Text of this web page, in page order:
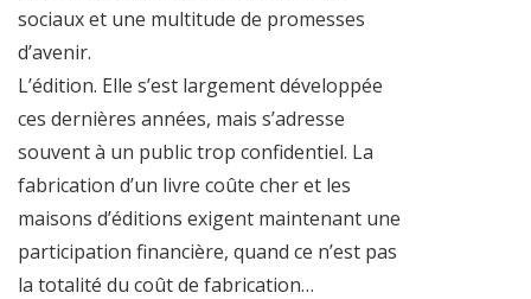
sociaux et une multitude de promesses
d’avenir.
L’édition. Elle s’est largement développée
ces dernières années, mais s’adresse
souvent à un public trop confidentiel. La
fabrication d’un livre coûte cher et les
maisons d’éditions exigent maintenant une
participation financière, quand ce n’est pas
la totalité du coût de fabrication…